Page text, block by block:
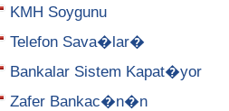
KMH Soygunu
Telefon Sava�lar�
Bankalar Sistem Kapat�yor
Zafer Bankac�n�n